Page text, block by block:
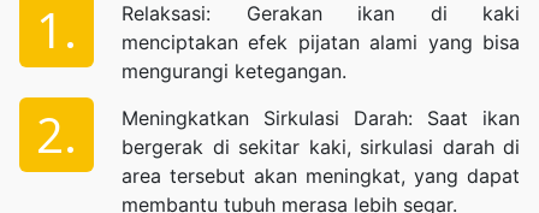
Relaksasi: Gerakan ikan di kaki
menciptakan efek pijatan alami yang bisa
mengurangi ketegangan.
Meningkatkan Sirkulasi Darah: Saat ikan
bergerak di sekitar kaki, sirkulasi darah di
area tersebut akan meningkat, yang dapat
membantu tubuh merasa lebih segar.